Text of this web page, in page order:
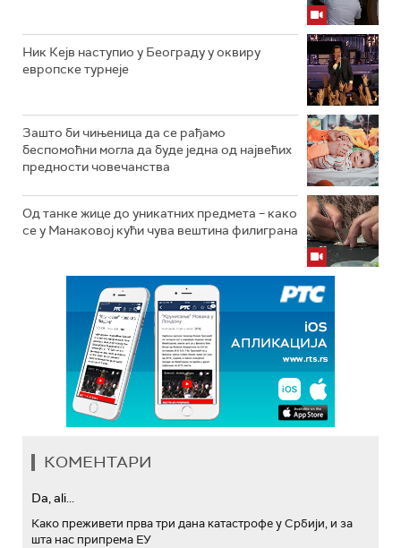
Ник Кејв наступио у Београду у оквиру
европске турнеје
Зашто би чињеница да се рађамо
беспомоћни могла да буде једна од највећих
предности човечанства
Од танке жице до уникатних предмета – како
се у Манаковој кући чува вештина филиграна
КОМЕНТАРИ
Da, ali...
Како преживети прва три дана катастрофе у Србији, и за
шта нас припрема ЕУ